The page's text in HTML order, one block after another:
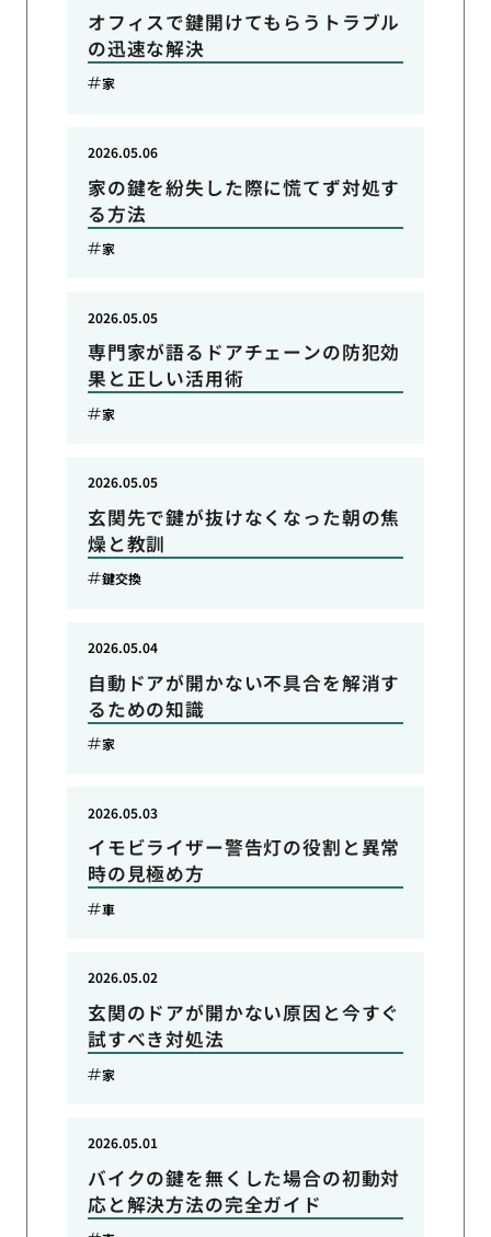
オフィスで鍵開けてもらうトラブル
の迅速な解決
家
家の鍵を紛失した際に慌てず対処す
る方法
2026.05.06
家
専門家が語るドアチェーンの防犯効
果と正しい活用術
2026.05.05
家
玄関先で鍵が抜けなくなった朝の焦
燥と教訓
2026.05.05
鍵交換
自動ドアが開かない不具合を解消す
るための知識
2026.05.04
家
イモビライザー警告灯の役割と異常
時の見極め方
2026.05.03
車
玄関のドアが開かない原因と今すぐ
試すべき対処法
2026.05.02
家
バイクの鍵を無くした場合の初動対
応と解決方法の完全ガイド
2026.05.01